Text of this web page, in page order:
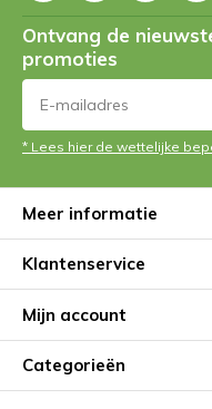
Ontvang de
promoties
* Lees hier de wettelijke
Meer informatie
Klantenservice
Mijn account
Categorieën